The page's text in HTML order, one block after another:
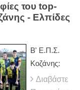
του top-
- Ελπίδες
Β' Ε.Π.Σ.
Κοζάνης:
Διαβάστε